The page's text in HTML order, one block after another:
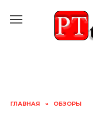
содержанию
ГЛАВНАЯ » ОБЗОРЫ